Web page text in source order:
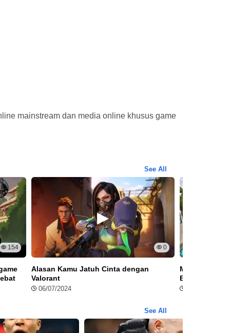
mainstream dan media online khusus game
See All
154 0
Alasan Kamu Jatuh Cinta dengan
Valorant
06/07/2024
Menjelajahi
Bus
Baru!
See All